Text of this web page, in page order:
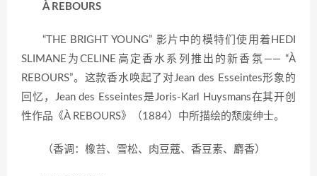
À REBOURS
“THE BRIGHT YOUNG” 影片中的模特们使用着HEDI
SLIMANE为CELINE高定香水系列推出的新香氛—— “À
REBOURS”。这款香水唤起了对Jean des Esseintes形象的
回忆，Jean des Esseintes是Joris-Karl Huysmans在其开创
性作品《À REBOURS》（1884）中所描绘的颓废绅士。
（香调：橡苔、雪松、肉豆蔻、香豆素、麝香）